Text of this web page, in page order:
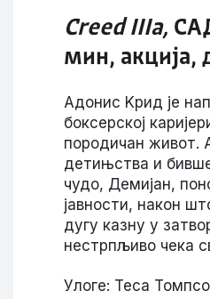
Creed IIIа,
мин, акција,
Адонис Kрид је
боксерској
породичан живот.
детињства и
чудо, Демијан,
јавности, након
дугу казну у
нестрпљиво чека
Улоге: Теса